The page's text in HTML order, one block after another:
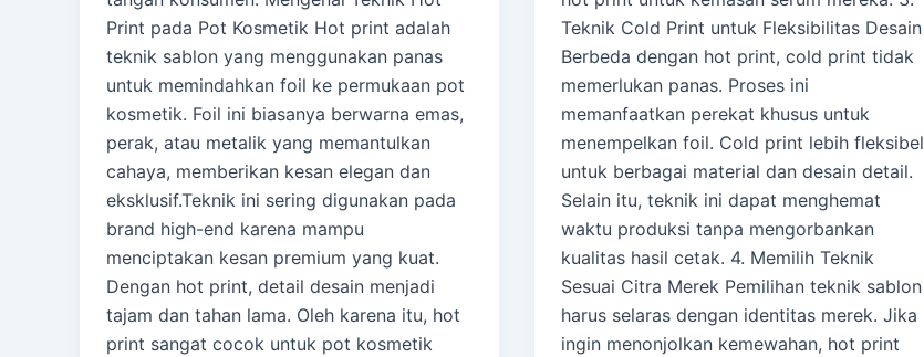
Print pada Pot Kosmetik Hot print adalah
teknik sablon yang menggunakan panas
untuk memindahkan foil ke permukaan pot
kosmetik. Foil ini biasanya berwarna emas,
perak, atau metalik yang memantulkan
cahaya, memberikan kesan elegan dan
eksklusif.Teknik ini sering digunakan pada
brand high-end karena mampu
menciptakan kesan premium yang kuat.
Dengan hot print, detail desain menjadi
tajam dan tahan lama. Oleh karena itu, hot
print sangat cocok untuk pot kosmetik
Teknik Cold Print untuk Fleksibilitas Desain
Berbeda dengan hot print, cold print tidak
memerlukan panas. Proses ini
memanfaatkan perekat khusus untuk
menempelkan foil. Cold print lebih fleksibel
untuk berbagai material dan desain detail.
Selain itu, teknik ini dapat menghemat
waktu produksi tanpa mengorbankan
kualitas hasil cetak. 4. Memilih Teknik
Sesuai Citra Merek Pemilihan teknik sablon
harus selaras dengan identitas merek. Jika
ingin menonjolkan kemewahan, hot print